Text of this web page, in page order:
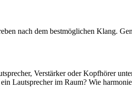
nach dem bestmöglichen Klang.
Verstärker oder Kopfhörer
Lautsprecher im Raum? Wie